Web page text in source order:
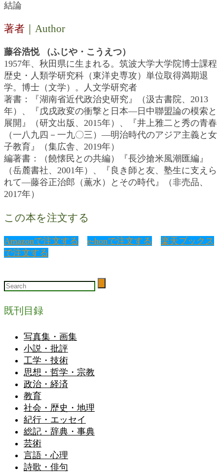
結論
著者 ｜Author
藤谷浩悦 （ふじや・こうえつ）
1957年、秋田県に生まれる。筑波大学大学院博士課程
歴史・人類学研究科（東洋史専攻）単位取得満期退
学。博士（文学）。人文学研究者
著書：『湖南省近代政治史研究』（汲古書院、2013
年）、『戊戌政変の衝撃と日本―日中聯盟論の模索と
展開』（研文出版、2015年）、『井上雅二と秀の青春
（一八九四－一九〇三）―明治時代のアジア主義と女
子教育』（集広舎、2019年）
編著書：（饒懐民との共編）『長沙搶米風潮匯編』
（岳麓書社、2001年）、『良き師と友、塾生に支えら
れて―藤谷正治郎（薫水）とその時代』（非売品、
2017年）
この本を注文する
Amazonで注文する e-honで注文する
楽天ブックス
で注文する
既刊目録
写真集・画集
小説・批評
工学・技術
思想・哲学・宗教
政治・経済
教育
社会・歴史・地理
紀行・エッセイ
総記・辞典・事典
芸術
言語・心理
詩歌・俳句